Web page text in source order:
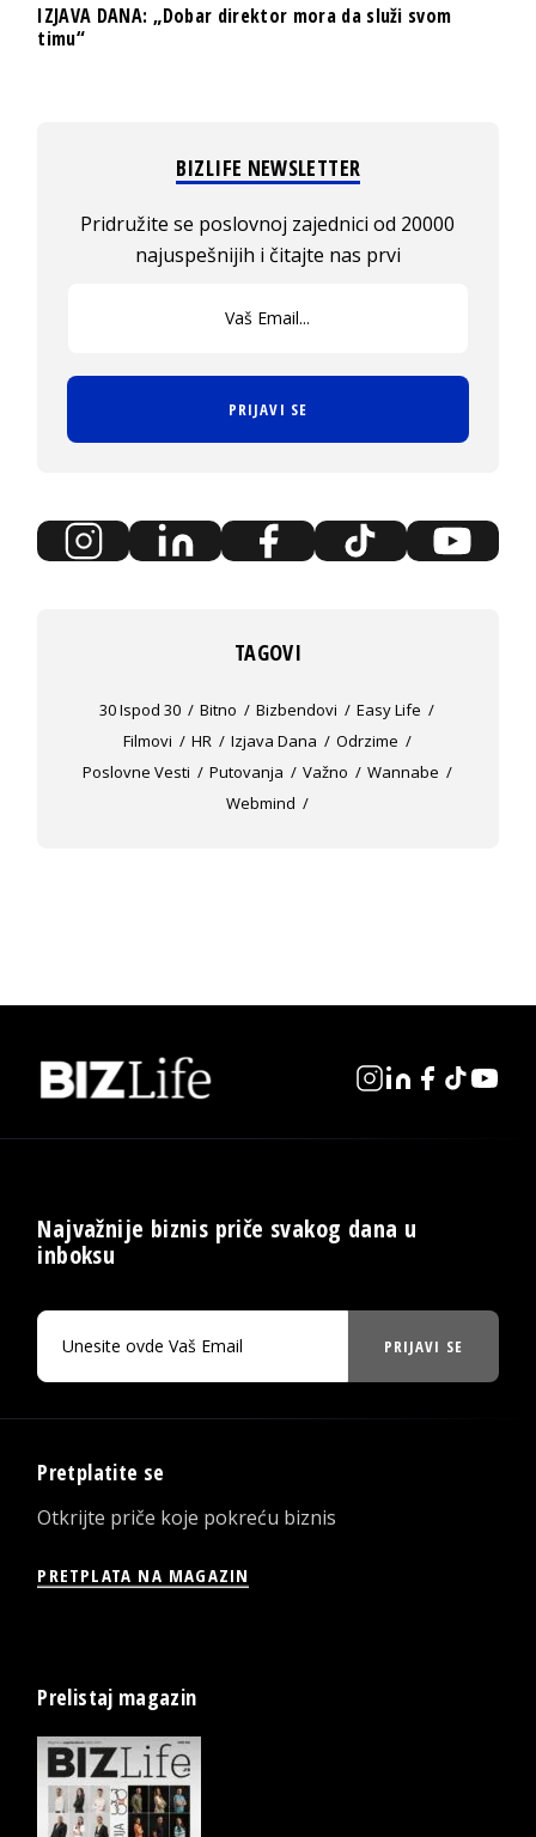
IZJAVA DANA: „Dobar direktor mora da služi svom
timu“
BIZLIFE NEWSLETTER
Pridružite se poslovnoj zajednici od 20000
najuspešnijih i čitajte nas prvi
PRIJAVI SE
TAGOVI
30 Ispod 30 Bitno Bizbendovi
Easy Life
Filmovi
HR Izjava Dana
Odrzime
Poslovne Vesti
Putovanja Važno
Wannabe
Webmind
Najvažnije biznis priče svakog dana u
inboksu
PRIJAVI SE
Pretplatite se
Otkrijte priče koje pokreću biznis
PRETPLATA NA MAGAZIN
Prelistaj magazin